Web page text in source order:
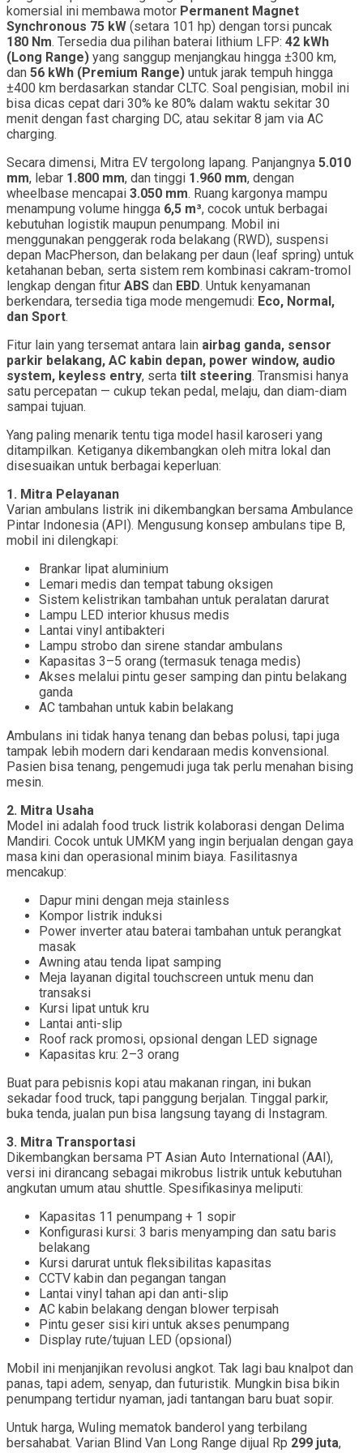
komersial ini membawa motor Permanent Magnet
Synchronous 75 kW (setara 101 hp) dengan torsi puncak
180 Nm. Tersedia dua pilihan baterai lithium LFP: 42 kWh
(Long Range) yang sanggup menjangkau hingga ±300 km,
dan 56 kWh (Premium Range) untuk jarak tempuh hingga
±400 km berdasarkan standar CLTC. Soal pengisian, mobil ini
bisa dicas cepat dari 30% ke 80% dalam waktu sekitar 30
menit dengan fast charging DC, atau sekitar 8 jam via AC
charging.
Secara dimensi, Mitra EV tergolong lapang. Panjangnya 5.010
mm, lebar 1.800 mm, dan tinggi 1.960 mm, dengan
wheelbase mencapai 3.050 mm. Ruang kargonya mampu
menampung volume hingga 6,5 m³, cocok untuk berbagai
kebutuhan logistik maupun penumpang. Mobil ini
menggunakan penggerak roda belakang (RWD), suspensi
depan MacPherson, dan belakang per daun (leaf spring) untuk
ketahanan beban, serta sistem rem kombinasi cakram-tromol
lengkap dengan fitur ABS dan EBD. Untuk kenyamanan
berkendara, tersedia tiga mode mengemudi: Eco, Normal,
dan Sport.
Fitur lain yang tersemat antara lain airbag ganda, sensor
parkir belakang, AC kabin depan, power window, audio
system, keyless entry, serta tilt steering. Transmisi hanya
satu percepatan — cukup tekan pedal, melaju, dan diam-diam
sampai tujuan.
Yang paling menarik tentu tiga model hasil karoseri yang
ditampilkan. Ketiganya dikembangkan oleh mitra lokal dan
disesuaikan untuk berbagai keperluan:
1. Mitra Pelayanan
Varian ambulans listrik ini dikembangkan bersama Ambulance
Pintar Indonesia (API). Mengusung konsep ambulans tipe B,
mobil ini dilengkapi:
Brankar lipat aluminium
Lemari medis dan tempat tabung oksigen
Sistem kelistrikan tambahan untuk peralatan darurat
Lampu LED interior khusus medis
Lantai vinyl antibakteri
Lampu strobo dan sirene standar ambulans
Kapasitas 3–5 orang (termasuk tenaga medis)
Akses melalui pintu geser samping dan pintu belakang
ganda
AC tambahan untuk kabin belakang
Ambulans ini tidak hanya tenang dan bebas polusi, tapi juga
tampak lebih modern dari kendaraan medis konvensional.
Pasien bisa tenang, pengemudi juga tak perlu menahan bising
mesin.
2. Mitra Usaha
Model ini adalah food truck listrik kolaborasi dengan Delima
Mandiri. Cocok untuk UMKM yang ingin berjualan dengan gaya
masa kini dan operasional minim biaya. Fasilitasnya
mencakup:
Dapur mini dengan meja stainless
Kompor listrik induksi
Power inverter atau baterai tambahan untuk perangkat
masak
Awning atau tenda lipat samping
Meja layanan digital touchscreen untuk menu dan
transaksi
Kursi lipat untuk kru
Lantai anti-slip
Roof rack promosi, opsional dengan LED signage
Kapasitas kru: 2–3 orang
Buat para pebisnis kopi atau makanan ringan, ini bukan
sekadar food truck, tapi panggung berjalan. Tinggal parkir,
buka tenda, jualan pun bisa langsung tayang di Instagram.
3. Mitra Transportasi
Dikembangkan bersama PT Asian Auto International (AAI),
versi ini dirancang sebagai mikrobus listrik untuk kebutuhan
angkutan umum atau shuttle. Spesifikasinya meliputi:
Kapasitas 11 penumpang + 1 sopir
Konfigurasi kursi: 3 baris menyamping dan satu baris
belakang
Kursi darurat untuk fleksibilitas kapasitas
CCTV kabin dan pegangan tangan
Lantai vinyl tahan api dan anti-slip
AC kabin belakang dengan blower terpisah
Pintu geser sisi kiri untuk akses penumpang
Display rute/tujuan LED (opsional)
Mobil ini menjanjikan revolusi angkot. Tak lagi bau knalpot dan
panas, tapi adem, senyap, dan futuristik. Mungkin bisa bikin
penumpang tertidur nyaman, jadi tantangan baru buat sopir.
Untuk harga, Wuling mematok banderol yang terbilang
bersahabat. Varian Blind Van Long Range dijual Rp 299 juta,